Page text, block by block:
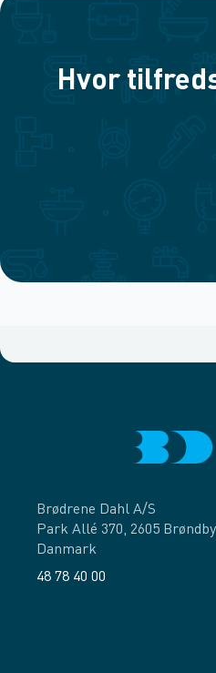
Hvor
Brødrene Dahl A/S
Park Allé 370, 2605 Brøndby
Danmark
48 78 40 00